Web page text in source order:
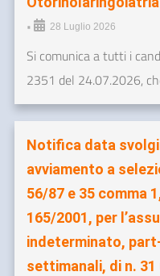
• 28 Luglio 2026
Si comunica a tutti i
2351 del 24.07.2026,
Notifica data
avviamento a
56/87 e 35 comma
165/2001, per
indeterminato,
settimanali, di n.